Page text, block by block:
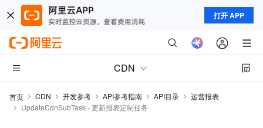
打开 APP
CDN
首页 CDN 开发参考 API参考指南 API目录
运营报表
UpdateCdnSubTask - 更新报表定制任务